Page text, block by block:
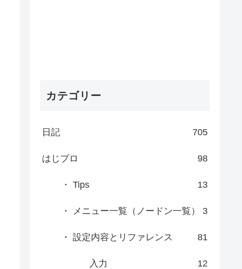
カテゴリー
日記 705
はじプロ 98
・ Tips 13
・ メニュー一覧（ノードン一覧） 3
・ 設定内容とリファレンス 81
入力 12